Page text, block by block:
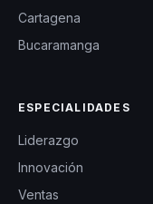
Cartagena
Bucaramanga
ESPECIALIDADES
Liderazgo
Innovación
Ventas